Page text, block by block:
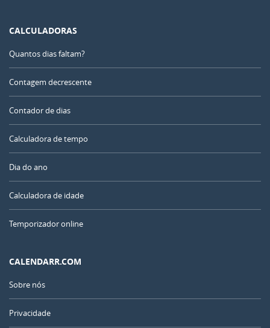
CALCULADORAS
Quantos dias faltam?
Contagem decrescente
Contador de dias
Calculadora de tempo
Dia do ano
Calculadora de idade
Temporizador online
CALENDARR.COM
Sobre nós
Privacidade